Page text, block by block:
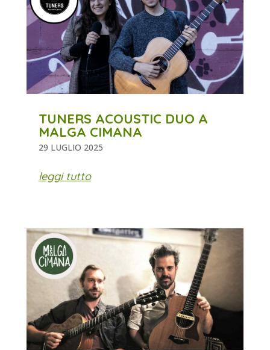
TUNERS ACOUSTIC DUO A
MALGA CIMANA
29 LUGLIO 2025
leggi tutto